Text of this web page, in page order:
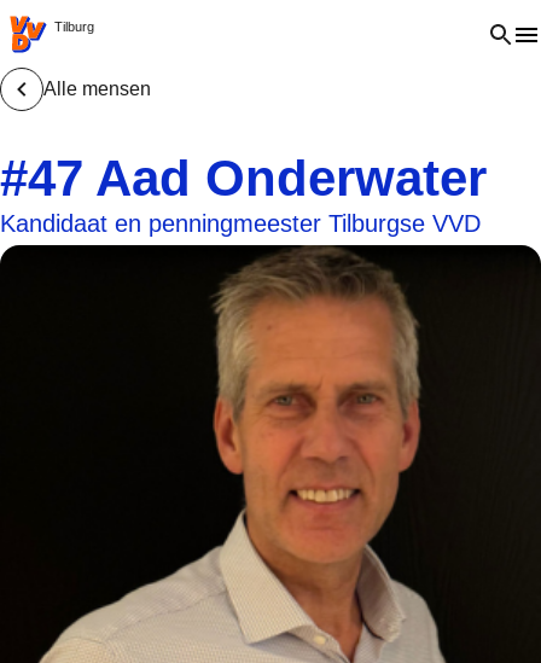
VVD.nl - Ga naar de homepage
Tilburg Open
Alle mensen
#47 Aad Onderwater
Kandidaat en penningmeester Tilburgse VVD